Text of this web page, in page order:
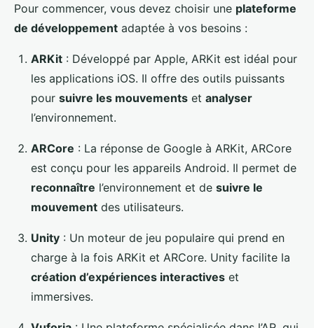
Pour commencer, vous devez choisir une plateforme
de développement adaptée à vos besoins :
ARKit : Développé par Apple, ARKit est idéal pour
les applications iOS. Il offre des outils puissants
pour suivre les mouvements et analyser
l’environnement.
ARCore : La réponse de Google à ARKit, ARCore
est conçu pour les appareils Android. Il permet de
reconnaître l’environnement et de suivre le
mouvement des utilisateurs.
Unity : Un moteur de jeu populaire qui prend en
charge à la fois ARKit et ARCore. Unity facilite la
création d’expériences interactives et
immersives.